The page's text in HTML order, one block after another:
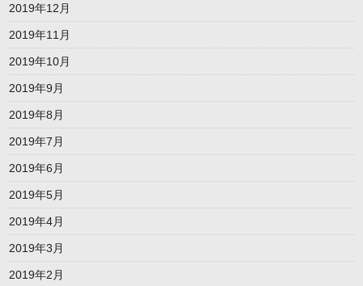
2019年12月
2019年11月
2019年10月
2019年9月
2019年8月
2019年7月
2019年6月
2019年5月
2019年4月
2019年3月
2019年2月